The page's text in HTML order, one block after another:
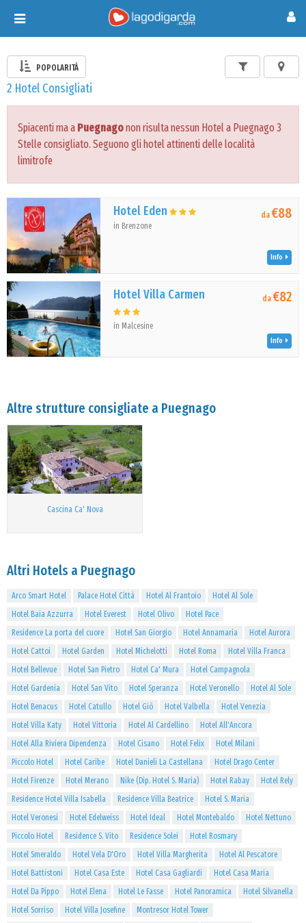
Toggle
navigation
POPOLARITÀ
2 Hotel Consigliati
Spiacenti ma a Puegnagonon risulta nessun Hotel a Puegnago 3
Stelle consigliato. Seguono gli hotel attinenti delle località
limitrofe
Hotel Eden
in Brenzone
da€88
Info
Hotel Villa Carmen
in Malcesine
da€82
Info
Altre strutture consigliate a Puegnago
Cascina Ca' Nova
Altri Hotels a Puegnago
Arco Smart Hotel Palace Hotel Città Hotel Al Frantoio
Hotel Al Sole
Hotel Baia Azzurra
Hotel Everest Hotel Olivo
Hotel Pace
Residence La porta del cuore
Hotel San Giorgio Hotel Annamaria
Hotel Aurora
Hotel Cattoi
Hotel Garden Hotel Michelotti Hotel Roma
Hotel Villa Franca
Hotel Bellevue
Hotel San Pietro Hotel Ca' Mura
Hotel Campagnola
Hotel Gardenia
Hotel San Vito Hotel Speranza Hotel Veronello
Hotel Al Sole
Hotel Benacus
Hotel Catullo Hotel Giò Hotel Valbella
Hotel Venezia
Hotel Villa Katy
Hotel Vittoria Hotel Al Cardellino
Hotel All'Ancora
Hotel Alla Riviera Dipendenza
Hotel Cisano Hotel Felix
Hotel Milani
Piccolo Hotel
Hotel Caribe Hotel Danieli La Castellana
Hotel Drago Center
Hotel Firenze
Hotel Merano Nike (Dip. Hotel S. Maria) Hotel Rabay
Hotel Rely
Residence Hotel Villa Isabella
Residence Villa Beatrice
Hotel S. Maria
Hotel Veronesi
Hotel Edelweiss Hotel Ideal Hotel Montebaldo
Hotel Nettuno
Piccolo Hotel
Residence S. Vito Residence Solei
Hotel Rosmary
Hotel Smeraldo
Hotel Vela D'Oro Hotel Villa Margherita
Hotel Al Pescatore
Hotel Battistoni
Hotel Casa Este Hotel Casa Gagliardi
Hotel Casa Maria
Hotel Da Pippo
Hotel Elena Hotel Le Fasse Hotel Panoramica
Hotel Silvanella
Hotel Sorriso
Hotel Villa Josefine
Montresor Hotel Tower